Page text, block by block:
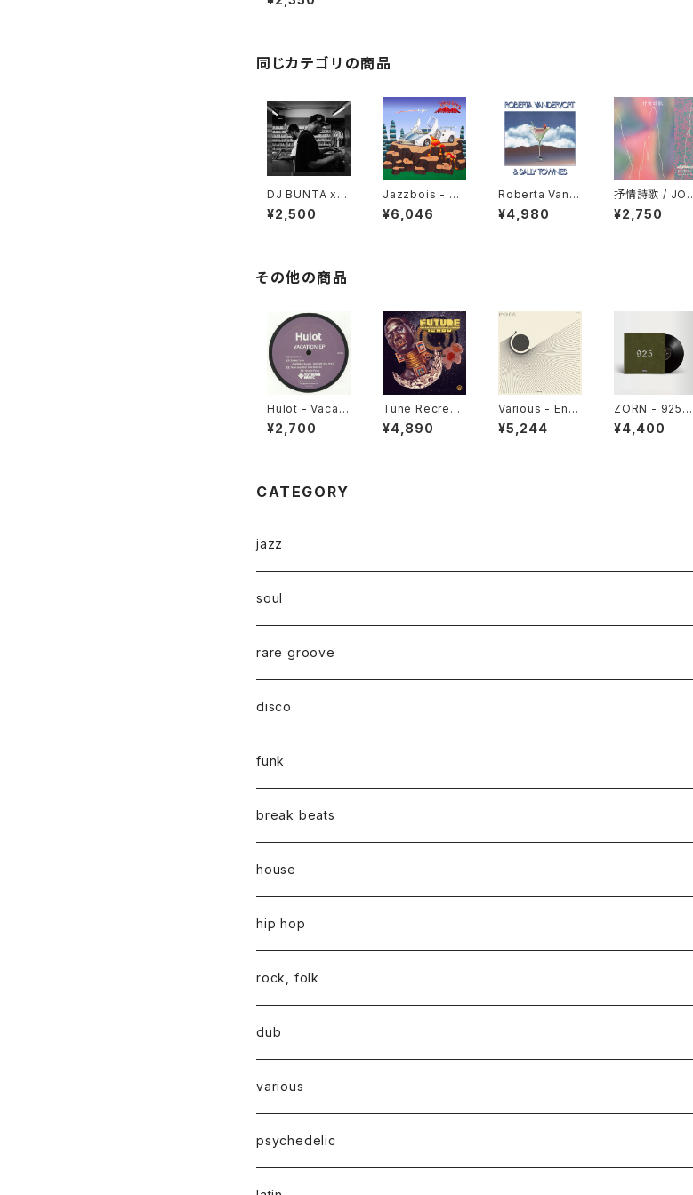
同じカテゴリの商品
DJ BUNTA x D
USTY HUSKY
- 47 CAMPiN
¥2,500
Jazzbois - Sti
ll Blunted "LP"
¥6,046
Roberta Vand
ervort & Sally
Townes "LP"
¥4,980
抒情詩歌 / JOJ
ŌSHĪKA "CD"
¥2,750
その他の商品
Hulot - Vacati
on EP "12"
¥2,700
Tune Recreati
on Committee
- The Future I
¥4,890
Various - Endl
ess (Universa
l Cosmic Sou
¥5,244
ZORN - 925
"LP"
¥4,400
CATEGORY
jazz
soul
rare groove
disco
funk
break beats
house
hip hop
rock, folk
dub
various
psychedelic